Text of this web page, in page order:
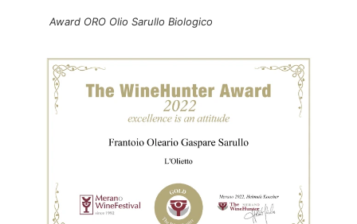
Award ORO Olio Sarullo Biologico